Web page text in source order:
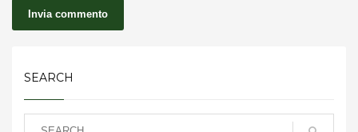
SEARCH